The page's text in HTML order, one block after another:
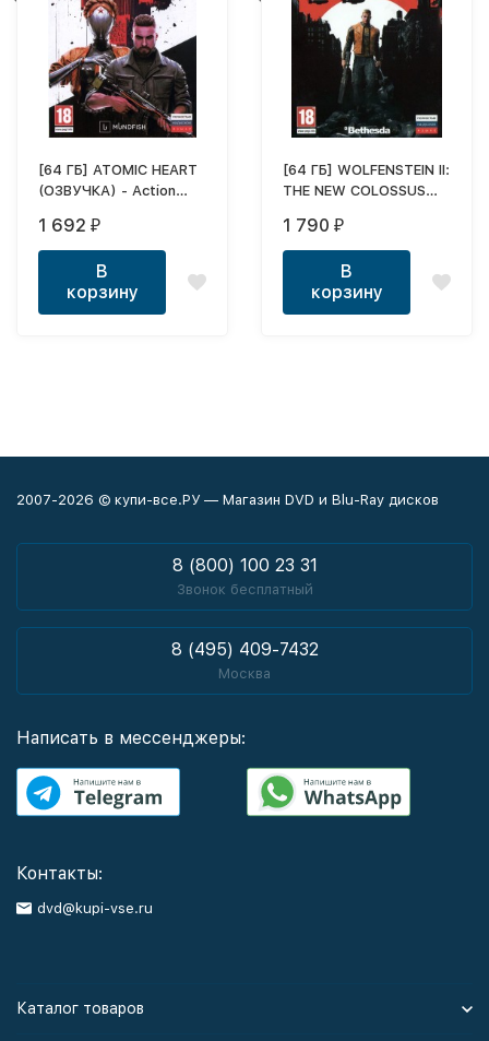
[64 ГБ] ATOMIC HEART
(ОЗВУЧКА) - Action
Person - DVD BOX +
флешка 64 ГБ -
ВНИМАНИЕ! ЭТО
ВЕРСИЯ ДЛЯ
РАЗРАБОТЧИКОВ ЗА
ПРИНИМАЮТСЯ!
1 692 ₽
В
корзину
[64 ГБ] WOLFENSTEIN II:
THE NEW COLOSSUS
(Shooter) / 3D / 1st
Person - DVD BOX +
флешка 64 ГБ
1 790 ₽
В
корзину
2007-2026 © купи-все.РУ — Магазин DVD и Blu-Ray дисков
8 (800) 100 23 31
Звонок бесплатный
8 (495) 409-7432
Москва
Написать в мессенджеры:
Контакты:
dvd@kupi-vse.ru
Каталог товаров